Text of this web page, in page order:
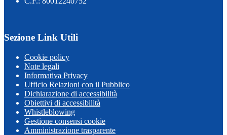
Sezione Link Utili
Cookie policy
Note legali
Informativa Privacy
Ufficio Relazioni con il Pubblico
Dichiarazione di accessibilità
Obiettivi di accessibilità
Whistleblowing
Gestione consensi cookie
Amministrazione trasparente